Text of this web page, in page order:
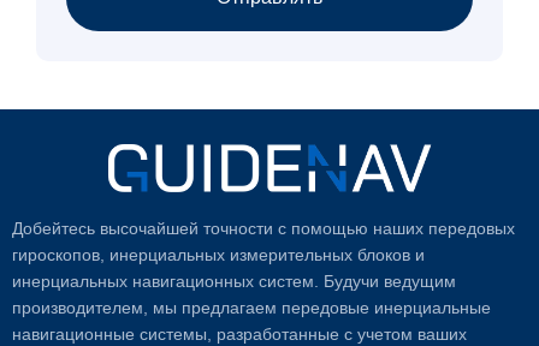
Добейтесь высочайшей точности с помощью наших передовых
гироскопов, инерциальных измерительных блоков и
инерциальных навигационных систем. Будучи ведущим
производителем, мы предлагаем передовые инерциальные
навигационные системы, разработанные с учетом ваших